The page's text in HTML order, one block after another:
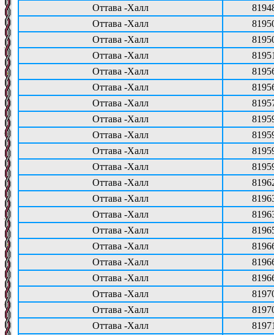
Оттава -Халл
Оттава -Халл
Оттава -Халл
Оттава -Халл
Оттава -Халл
Оттава -Халл
Оттава -Халл
Оттава -Халл
Оттава -Халл
Оттава -Халл
Оттава -Халл
Оттава -Халл
Оттава -Халл
Оттава -Халл
Оттава -Халл
Оттава -Халл
Оттава -Халл
Оттава -Халл
Оттава -Халл
Оттава -Халл
Оттава -Халл